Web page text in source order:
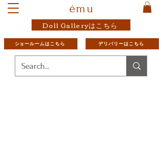
ému
Doll Galleryはこちら
ショールームはこちら デリバリーはこちら